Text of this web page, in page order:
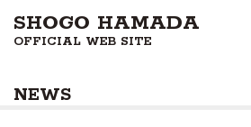
SHOGO HAMADA
OFFICIAL WEB SITE
NEWS